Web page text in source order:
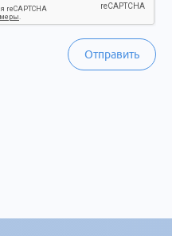
Отправить